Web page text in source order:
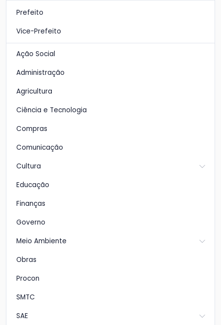
Prefeito
Vice-Prefeito
Ação Social
Administração
Agricultura
Ciência e Tecnologia
Compras
Comunicação
Cultura
Educação
Finanças
Governo
Meio Ambiente
Obras
Procon
SMTC
SAE